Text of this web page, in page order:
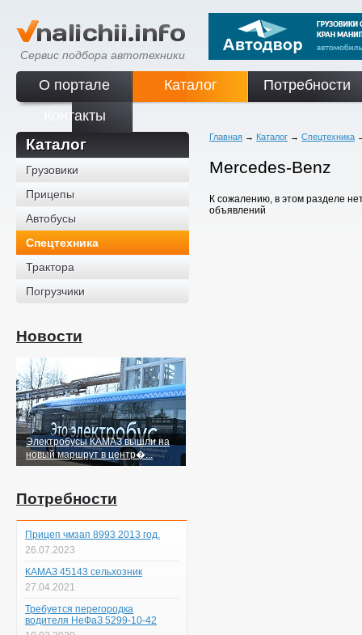
Сервис подбора автотехники
О портале Каталог
Потребности
Контакты
Каталог
Грузовики
Прицепы
Автобусы
Спецтехника
Трактора
Погрузчики
Новости
Электробусы КАМАЗ вышли на
новый маршрут в центр�...
Потребности
Прицеп чмзап 8993 2013 год.
26.07.2023
КАМАЗ 45143 сельхозник
27.04.2021
Требуется перегородка
водителя НеФаЗ 5299-10-42
Главная → Каталог → Спецтехника
Mercedes-Benz
К сожалению, в этом разделе
объявлений